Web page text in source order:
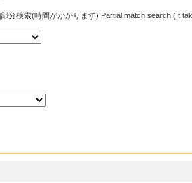
部分検索(時間がかかります) Partial match search (It